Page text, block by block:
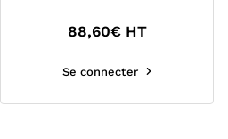
88,60€ HT
Se connecter